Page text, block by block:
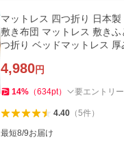
マットレス 四つ折り 日本
敷き布団 マットレス 敷き
つ折り ベッドマットレス 厚
4,980円
14% （634pt） 要エントリー
4.40（5件）
最短8/9お届け